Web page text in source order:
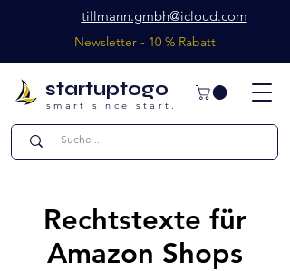
startuptogo
smart since start.
tillmann.gmbh@icloud.com
Newsletter - 10 % Rabatt
Rechtstexte für
Amazon Shops